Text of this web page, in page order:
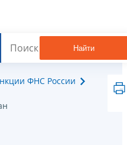
Найти
ФНС России